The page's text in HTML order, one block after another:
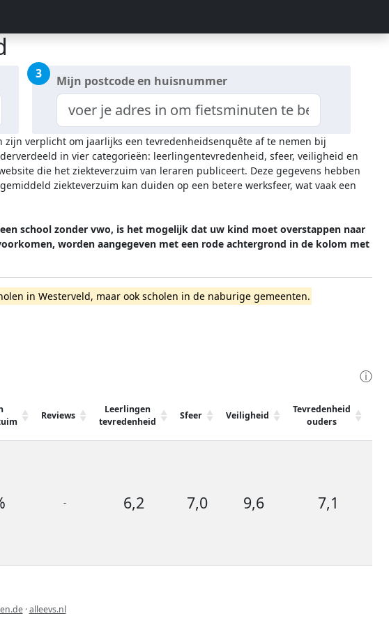
3 Mijn postcode en huisnummer
zijn verplicht om jaarlijks een tevredenheidsenquête af te nemen bij
in vier categorieën: leerlingentevredenheid, sfeer, veiligheid en
die het ziekteverzuim van leraren publiceert. Deze gegevens hebben
ziekteverzuim kan duiden op een betere werksfeer, wat vaak een
school zonder vwo, is het mogelijk dat uw kind moet overstappen naar
worden aangegeven met een rode achtergrond in de kolom met
in Westerveld, maar ook scholen in de naburige gemeenten.
ⓘ
Reviews
Leerlingen
tevredenheid
Sfeer Veiligheid
Tevredenheid
ouders
- 6,2 7,0 9,6 7,1
·alleevs.nl